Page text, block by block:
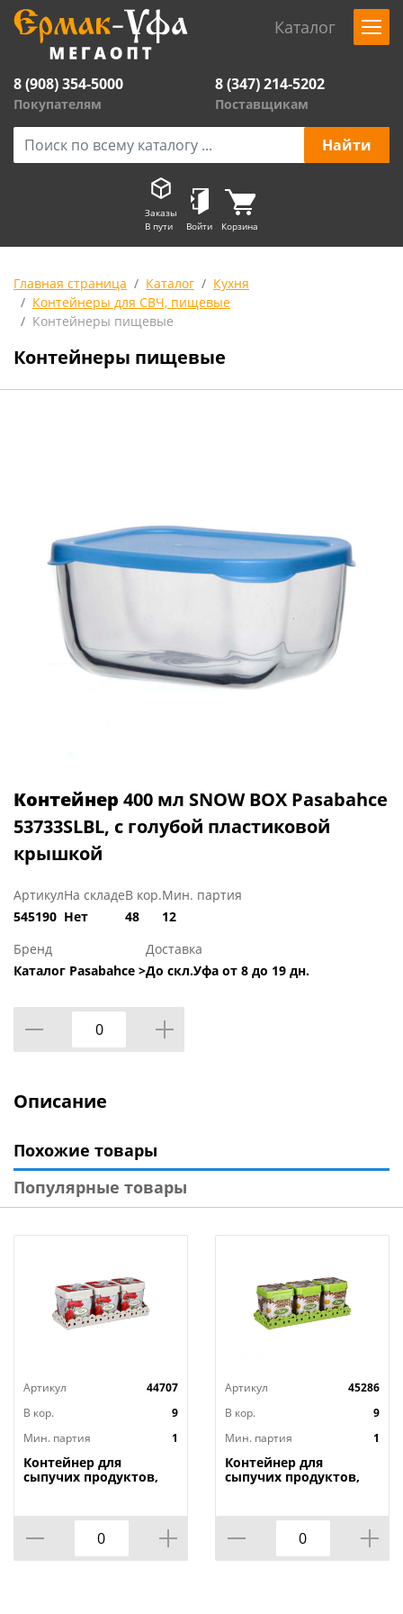
Каталог
8 (908) 354-5000
Покупателям
8 (347) 214-5202
Поставщикам
Заказы
В пути
Войти Корзина
Главная страница Каталог
Кухня
Контейнеры для СВЧ, пищевые
Контейнеры пищевые
Контейнеры пищевые
Контейнер 400 мл SNOW BOX Pasabahce
53733SLBL, с голубой пластиковой
крышкой
Артикул
545190
На складе
Нет
В кор.
48
Мин. партия
12
Бренд
Каталог Pasabahce >
Доставка
До скл.Уфа от 8 до 19 дн.
Описание
Похожие товары
Популярные товары
Артикул
44707
В кор.
9
Мин. партия
1
Контейнер для
сыпучих продуктов,
Артикул
45286
В кор.
9
Мин. партия
1
Контейнер для
сыпучих продуктов,
1/9